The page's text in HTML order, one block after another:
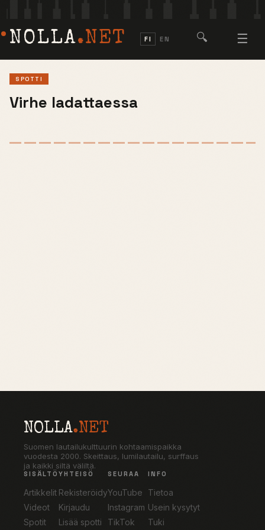
NOLLA.NET FI EN 🔍 ☰
SPOTTI
Virhe ladattaessa
NOLLA.NET
Suomen lautailukulttuurin kohtaamispaikka
vuodesta 2000. Skeittaus, lumilautailu, surffaus
ja kaikki siltä väliltä.
SISÄLTÖ
Artikkelit
Videot
Spotit
YHTEISÖ
Rekisteröidy
Kirjaudu
Lisää spotti
SEURAA
YouTube
Instagram
TikTok
INFO
Tietoa
Usein kysytyt
Tuki